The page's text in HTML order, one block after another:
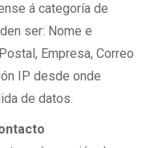
á categoría de
ser: Nome e
Empresa, Correo
IP desde onde
de datos.